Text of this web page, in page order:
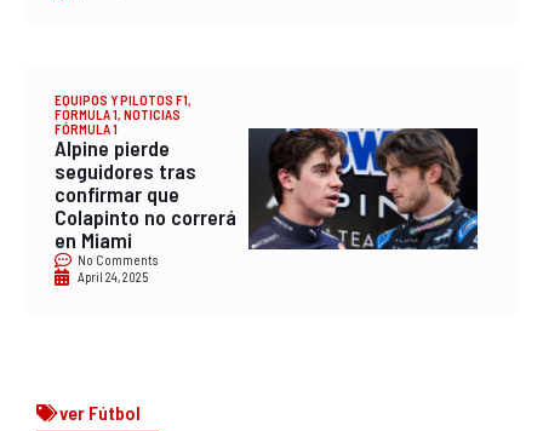
EQUIPOS Y PILOTOS F1,
FORMULA 1, NOTICIAS
FÓRMULA 1
Alpine pierde
seguidores tras
confirmar que
Colapinto no correrá
en Miami
No Comments
April 24, 2025
ver Fútbol